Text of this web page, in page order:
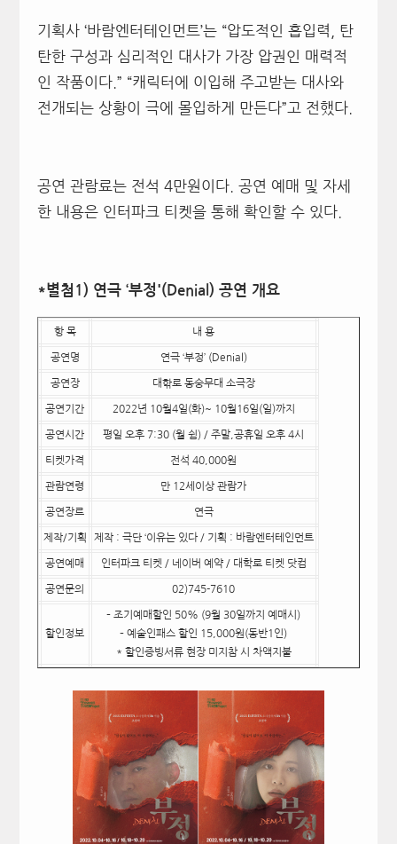
기획사 ‘바람엔터테인먼트’는 “압도적인 흡입력, 탄
탄한 구성과 심리적인 대사가 가장 압권인 매력적
인 작품이다.” “캐릭터에 이입해 주고받는 대사와
전개되는 상황이 극에 몰입하게 만든다”고 전했다.
공연 관람료는 전석 4만원이다. 공연 예매 및 자세
한 내용은 인터파크 티켓을 통해 확인할 수 있다.
*별첨1) 연극 ‘부정'(Denial) 공연 개요
항 목 내 용
공연명 연극 ‘부정’ (Denial)
공연장 대핚로 동숭무대 소극장
공연기간 2022년 10월4일(화)~ 10월16일(일)까지
공연시간 평일 오후 7:30 (월 쉼) / 주말,공휴일 오후 4시
티켓가격 전석 40,000원
관람연령 만 12세이상 관람가
공연장르 연극
제작/기획 제작 : 극단 ‘이유는 있다 / 기획 : 바람엔터테인먼트
공연예매 인터파크 티켓 / 네이버 예약 / 대학로 티켓 닷컴
공연문의 02)745-7610
할인정보
– 조기예매할인 50% (9월 30일까지 예매시)
– 예술인패스 할인 15,000원(동반1인)
* 할인증빙서류 현장 미지참 시 차액지불